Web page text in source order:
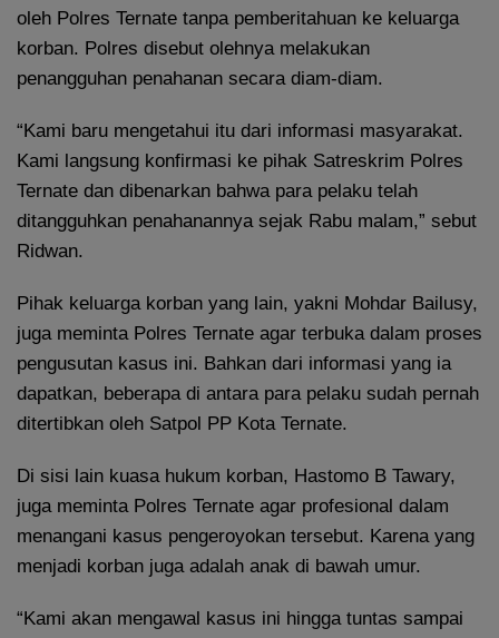
oleh Polres Ternate tanpa pemberitahuan ke keluarga
korban. Polres disebut olehnya melakukan
penangguhan penahanan secara diam-diam.
“Kami baru mengetahui itu dari informasi masyarakat.
Kami langsung konfirmasi ke pihak Satreskrim Polres
Ternate dan dibenarkan bahwa para pelaku telah
ditangguhkan penahanannya sejak Rabu malam,” sebut
Ridwan.
Pihak keluarga korban yang lain, yakni Mohdar Bailusy,
juga meminta Polres Ternate agar terbuka dalam proses
pengusutan kasus ini. Bahkan dari informasi yang ia
dapatkan, beberapa di antara para pelaku sudah pernah
ditertibkan oleh Satpol PP Kota Ternate.
Di sisi lain kuasa hukum korban, Hastomo B Tawary,
juga meminta Polres Ternate agar profesional dalam
menangani kasus pengeroyokan tersebut. Karena yang
menjadi korban juga adalah anak di bawah umur.
“Kami akan mengawal kasus ini hingga tuntas sampai